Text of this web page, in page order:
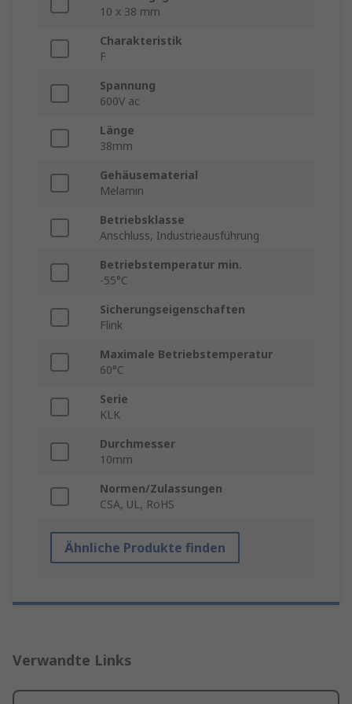
10 x 38 mm
Charakteristik
F
Spannung
600V ac
Länge
38mm
Gehäusematerial
Melamin
Betriebsklasse
Anschluss, Industrieausführung
Betriebstemperatur min.
-55°C
Sicherungseigenschaften
Flink
Maximale Betriebstemperatur
60°C
Serie
KLK
Durchmesser
10mm
Normen/Zulassungen
CSA, UL, RoHS
Ähnliche Produkte finden
Verwandte Links